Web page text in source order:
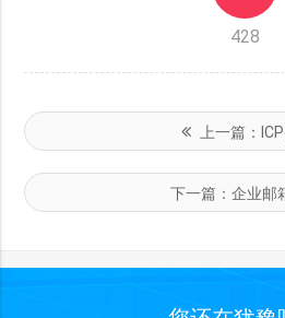
428
上一篇：
下一篇：企业邮